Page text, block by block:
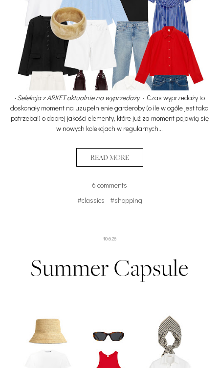
· Selekcja z ARKET aktualnie na wyprzedaży · Czas wyprzedaży to
doskonały moment na uzupełnienie garderoby (o ile w ogóle jest taka
potrzeba!) o dobrej jakości elementy, które już za moment pojawią się
w nowych kolekcjach w regularnych…
READ MORE
6 comments
#classics
#shopping
10.6.26
Summer Capsule